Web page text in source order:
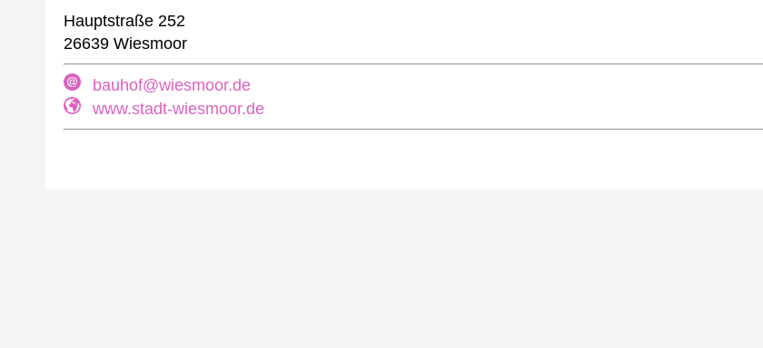
Hauptstraße 252
26639 Wiesmoor
bauhof@wiesmoor.de
www.stadt-wiesmoor.de